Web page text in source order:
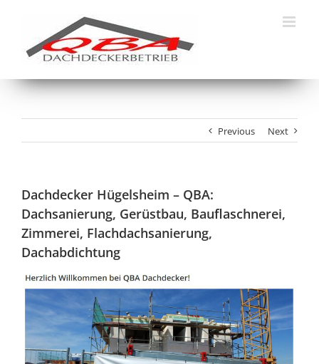
Previous Next
Dachdecker Hügelsheim – QBA:
Dachsanierung, Gerüstbau, Bauflaschnerei,
Zimmerei, Flachdachsanierung,
Dachabdichtung